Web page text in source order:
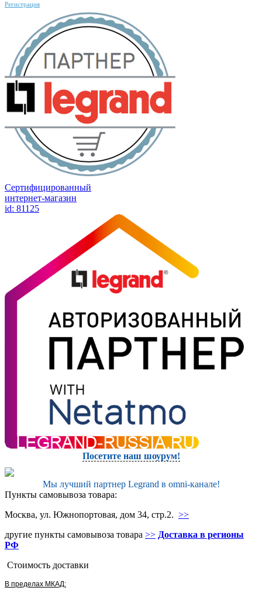
Регистрация
Сертифицированный
интернет-магазин
id: 81125
Посетите наш шоурум!
Мы лучший партнер Legrand в omni-канале!
Пункты самовывоза товара:
Москва, ул. Южнопортовая, дом 34, стр.2. >>
другие пункты самовывоза товара >> Доставка в регионы
РФ
Стоимость доставки
В пределах МКАД: